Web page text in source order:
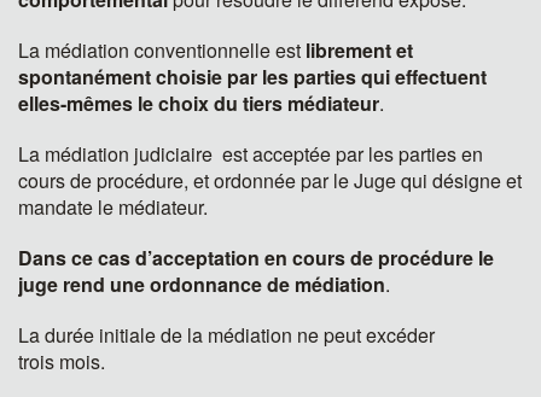
La médiation conventionnelle est librement et
spontanément choisie par les parties qui effectuent
elles-mêmes le choix du tiers médiateur.
La médiation judiciaire est acceptée par les parties en
cours de procédure, et ordonnée par le Juge qui désigne et
mandate le médiateur.
Dans ce cas d’acceptation en cours de procédure le
juge rend une ordonnance de médiation.
La durée initiale de la médiation ne peut excéder
trois mois.